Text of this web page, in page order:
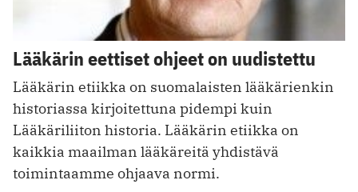
Lääkärin eettiset ohjeet on uudistettu
Lääkärin etiikka on suomalaisten lääkärienkin
historiassa kirjoitettuna pidempi kuin
Lääkäriliiton historia. Lääkärin etiikka on
kaikkia maailman lääkäreitä yhdistävä
toimintaamme ohjaava normi.